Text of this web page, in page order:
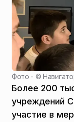
Фото - ©
Более 200
учреждений
участие в